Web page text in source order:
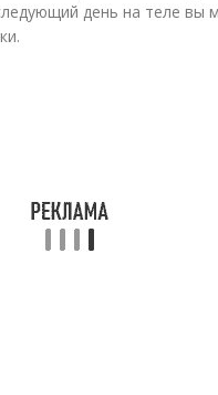
день на теле вы